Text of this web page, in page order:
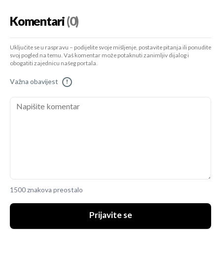
Komentari(0)
Uključite se u raspravu – podijelite svoje mišljenje, postavite pitanja ili ponudite
svoj pogled na temu. Vaš komentar može potaknuti zanimljiv dijalog i
obogatiti zajednicu našeg portala.
Važna obavijest !
1500 znakova preostalo
Prijavite se